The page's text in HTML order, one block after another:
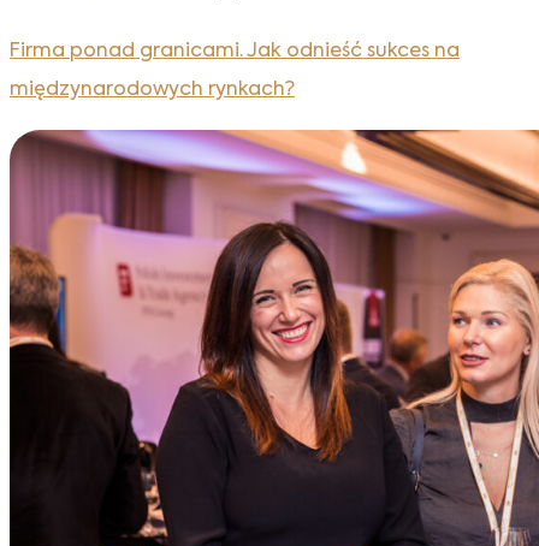
Firma ponad granicami. Jak odnieść sukces na
międzynarodowych rynkach?